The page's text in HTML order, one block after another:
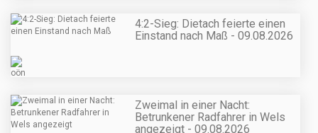
4:2-Sieg: Dietach feierte einen
Einstand nach Maß - 09.08.2026
Zweimal in einer Nacht:
Betrunkener Radfahrer in Wels
angezeigt - 09.08.2026